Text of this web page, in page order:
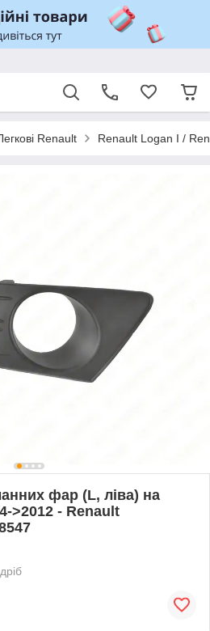
Renault Renault Logan I /
фар (L, ліва) на
>2012 - Renault